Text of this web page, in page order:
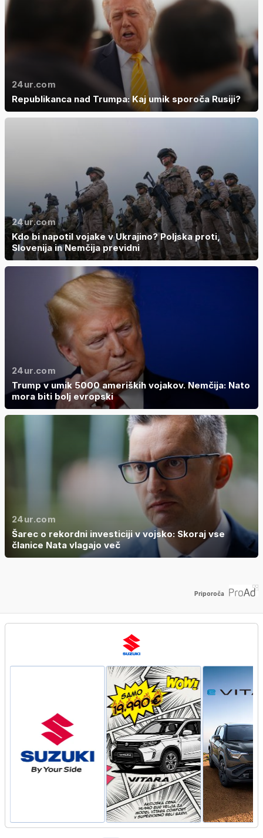
24ur.com
Republikanca nad Trumpa: Kaj umik sporoča Rusiji?
24ur.com
Kdo bi napotil vojake v Ukrajino? Poljska proti,
Slovenija in Nemčija previdni
24ur.com
Trump v umik 5000 ameriških vojakov. Nemčija: Nato
mora biti bolj evropski
24ur.com
Šarec o rekordni investiciji v vojsko: Skoraj vse
članice Nata vlagajo več
Priporoča